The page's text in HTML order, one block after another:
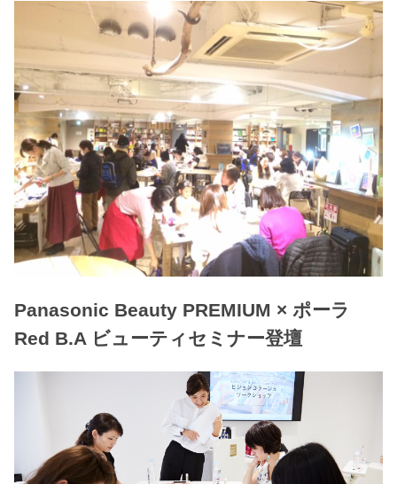
Panasonic Beauty PREMIUM × ポーラ
Red B.A ビューティセミナー登壇